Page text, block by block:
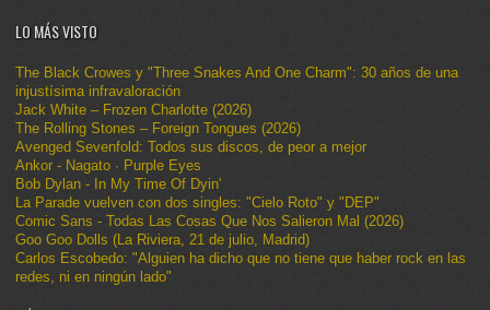
LO MÁS VISTO
The Black Crowes y "Three Snakes And One Charm": 30 años de una
injustísima infravaloración
Jack White – Frozen Charlotte (2026)
The Rolling Stones – Foreign Tongues (2026)
Avenged Sevenfold: Todos sus discos, de peor a mejor
Ankor - Nagato · Purple Eyes
Bob Dylan - In My Time Of Dyin'
La Parade vuelven con dos singles: "Cielo Roto" y "DEP"
Comic Sans - Todas Las Cosas Que Nos Salieron Mal (2026)
Goo Goo Dolls (La Riviera, 21 de julio, Madrid)
Carlos Escobedo: "Alguien ha dicho que no tiene que haber rock en las
redes, ni en ningún lado"